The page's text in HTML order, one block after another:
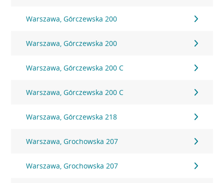
Warszawa, Górczewska 200
Warszawa, Górczewska 200
Warszawa, Górczewska 200 C
Warszawa, Górczewska 200 C
Warszawa, Górczewska 218
Warszawa, Grochowska 207
Warszawa, Grochowska 207